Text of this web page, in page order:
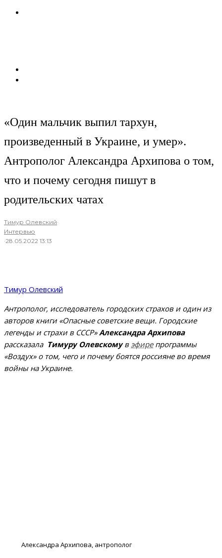
«Один мальчик выпил тархун,
произведенный в Украине, и умер».
Антрополог Александра Архипова о том,
что и почему сегодня пишут в
родительских чатах
Тимур Олевский·
Интервью
·28.05.2022 13:13
Тимур Олевский
Антрополог, исследователь городских страхов и один из
авторов книги «Опасные советские вещи. Городские
легенды и страхи в СССР»Александра Архипова
рассказала Тимуру Олевскомувэфирепрограммы
«Воздух» о том, чего и почему боятся россияне во время
войны на Украине.
Александра Архипова, антрополог